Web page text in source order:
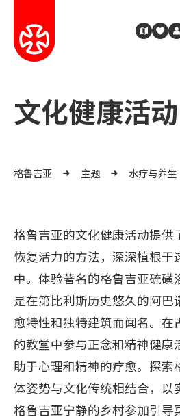
文化健康活动
格鲁吉亚 主题 水疗与养生
格鲁吉亚的文化健康活动提供
恢复活力的方法，深深植根于
中。体验著名的格鲁吉亚硫磺
是在第比利斯历史悠久的阿巴
愈特性和独特建筑而闻名。在
的教堂中参与正念和精神健康
助于心理和精神的疗愈。探索
体姿势与文化传统相结合，以
格鲁吉亚宁静的乡村参加引导